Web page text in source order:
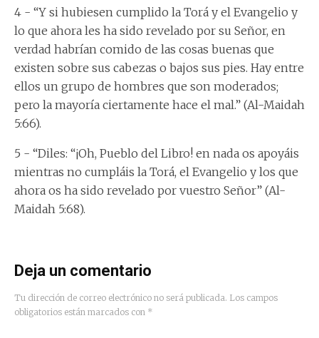
4 - “Y si hubiesen cumplido la Torá y el Evangelio y
lo que ahora les ha sido revelado por su Señor, en
verdad habrían comido de las cosas buenas que
existen sobre sus cabezas o bajos sus pies. Hay entre
ellos un grupo de hombres que son moderados;
pero la mayoría ciertamente hace el mal.” (Al-Maidah
5:66).
5 - “Diles: “¡Oh, Pueblo del Libro! en nada os apoyáis
mientras no cumpláis la Torá, el Evangelio y los que
ahora os ha sido revelado por vuestro Señor” (Al-
Maidah 5:68).
Deja un comentario
Tu dirección de correo electrónico no será publicada. Los campos
obligatorios están marcados con *